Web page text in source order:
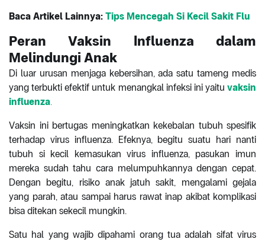
Baca Artikel Lainnya: Tips Mencegah Si Kecil Sakit Flu
Peran Vaksin Influenza dalam
Melindungi Anak
Di luar urusan menjaga kebersihan, ada satu tameng medis
yang terbukti efektif untuk menangkal infeksi ini yaitu vaksin
influenza.
Vaksin ini bertugas meningkatkan kekebalan tubuh spesifik
terhadap virus influenza. Efeknya, begitu suatu hari nanti
tubuh si kecil kemasukan virus influenza, pasukan imun
mereka sudah tahu cara melumpuhkannya dengan cepat.
Dengan begitu, risiko anak jatuh sakit, mengalami gejala
yang parah, atau sampai harus rawat inap akibat komplikasi
bisa ditekan sekecil mungkin.
Satu hal yang wajib dipahami orang tua adalah sifat virus